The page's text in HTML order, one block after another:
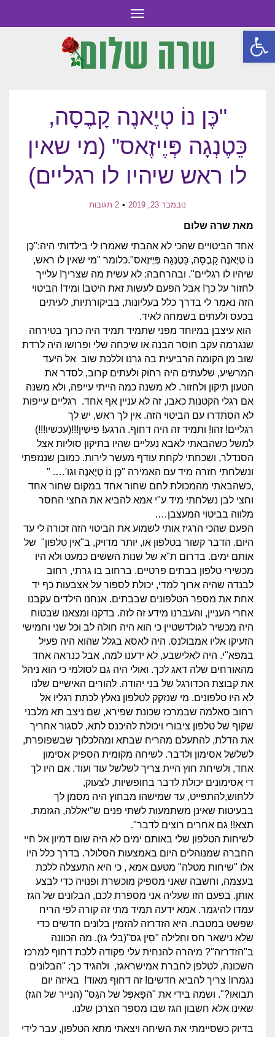
פתח סרגל נגישות
תפריט
"כֶּן נוֹ טְיֶאנֶה קָבֶסָה,
כֵּטֶנְגָה פְּיֶיזֶאס" (מי שאין
לו ראש שיהיו לו רגליים)
נובמבר 23, 2019 2 תגובות
מאת שרה שלום
אחד הביטויים שהכי לא אהבתי שאמרו לי בילדותי היה:"כֶּן
נוֹ טְיֶאנֶה קָבֶסָה, כֵּטֶנְגָה פְּיֶיזֶאס".כלומר "מי שאין לו ראש,
שיהיו לו רגליים". ובהרחבה: לא עשית מה שצריך! עלייך
לחזור על כך! אבל הפעם לעשות זאת היטב! ומיד! הביטוי
הזה נאמר לי בדרך כלל בעליונות, בביקורתיות, לעיתים
בכעס ולעתים בשמחה לאיד.
הוא עיצבן במיוחד מפני שתמיד תמיד היה כרוך בטירחה
שנגרמה עקב חוסר הבנה או שיכחה שלי ופרושו היה לרדת
שוב מן הקומה הרביעית בה גרנו וללכת שוב אל היעד
המרשיע, שלעתים היה רחוק ולעתים קרוב, לסדר את
הטעון תיקון ולחזור. לא משנה כמה הייתי עייפה, ולא משנה
אם רגלי הקטנות כאבו, זה לא עניין אף אחד. רגליים עייפות
לא הסתדרו עם הביטוי הזה. אין לך ראש, יש לך
רגליים! זהו! ותמיד זה היה דחוף. הרגע! פִּישִׁין!!!(עכשיו!!!)
למשל כשהבאתי לאבא נעליים שהיו בתיקון סוליות אצל
הסנדלר, ושכחתי לקחת עודף מעשר לירות. כמובן שננזפתי
ונשלחתי חזרה מיד עם האמירה "כֶּן נוֹ טְיֶאנֶה וגו'…. "
,כשהבאתי מהמכולת לחם שחור אחד במקום שחור אחד
וחצי לבן נשלחתי מיד ע"י אמא להביא את החצי החסר
מלווה בביטוי המעצבן….
הפעם שהכי הרגיז אותי לשמוע את הביטוי הזה זכורה לי עד
היום. הדבר קשור בטלפון או, יותר מדויק, ב"אין טלפון" של
אותם ימים. בדרום ת"א של שנות הששים כמעט ולא היו
מכשירי טלפון בבתים פרטיים. ברחוב בו גרתי, רחוב
לבנדה שהיה ארוך למדי, יכולת לספור על אצבעות כף יד
אחת את מספר הטלפונים שבבתים. אנחנו הילדים עקבנו
אחרי העניין, והעברנו מידע זה לזה. בדקנו ומצאנו שבטוח
היה מכשיר לגולדשטיין כי הוא היה חולה לב וכל שני וחמישי
הזעיקו אליו אמבולנס. היה לאסא בגלל שהוא היה פעיל
במפא"י. היה לאלישבע, לא ידענו למה, אבל כנראה אחד
מהאורחים שלה דאג לכך. ואולי היה גם לסולמי כי הוא ניהל
את קבוצת הכדורגל של בני יהודה. להורים האישיים שלנו
לא היו טלפונים. מי שנזקק לטלפון נאלץ לכתת רגליו אל
רחוב סאלמה שבמרכז שכונת שפירא, שם ניצב תא מלבני
שקוף של טלפון ציבורי ויכולת להיכנס לתא, לסגור אחריך
את הדלת, להתעלם מהריח שבתא ומהלכלוך שבשפופרת,
לשלשל אסימון ולדבר. לשיחה מקומית הספיק אסימון
אחד, ולשיחת חוץ היית צריך לשלשל עוד ועוד. אם היו לך
די אסימונים יכולת לדבר בחופשיות, לצעוק,
ללחוש,להתפייט, עד שמישהו מבחוץ היה מסמן לך
בבעיטות שאינן משתמעות לשתי פנים ש"יאללה, הגזמת.
תצא!! גם אחרים רוצים לדבר".
לשיחות הטלפון שלי באותם ימים לא היה שום דמיון אל חיי
החברה שמנוהלים היום באמצעות הסלולר. בדרך כלל היו
אלו "שיחות מטלה" מטעם אמא , כי היא התעצלה ללכת
בעצמה, וחשבה שאני מספיק מוכשרת ופנויה כדי לבצע
אותן. בפעם הזו שעליה אני מספרת לכם, הבלונים של הגז
עמדו להיגמר. אמא ידעה תמיד מתי זה קורה לפי הריח
שפשט במטבח. היא הזדרזה להזמין בלונים חדשים כדי
שלא נישאר חס וחלילה "סִין גס"(בלי גז). מה הכוונה
ב"הזדרזה"? מיהרה להנחית עלי פקודה ללכת דחוף למרכז
השכונה, לטלפן לחברת אמישראגז, ולהגיד כך: "הבלונים
נגמרו! צריך להביא חדשים! זה דחוף מאוד! באיזה יום
תבואו?". ושמה בידי את "הפָּאפֶּל של הגַס" (הנייר של הגז)
שאינו אלא חשבון הגז שבו מספר הצרכן שלנו.
בדיוק כשסיימתי את השיחה ויצאתי מתא הטלפון, עבר לידי